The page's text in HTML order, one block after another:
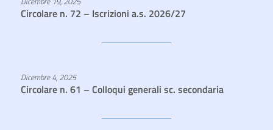
Circolare n. 72 – Iscrizioni a.s. 2026/27
Dicembre 4, 2025
Circolare n. 61 – Colloqui generali sc. secondaria